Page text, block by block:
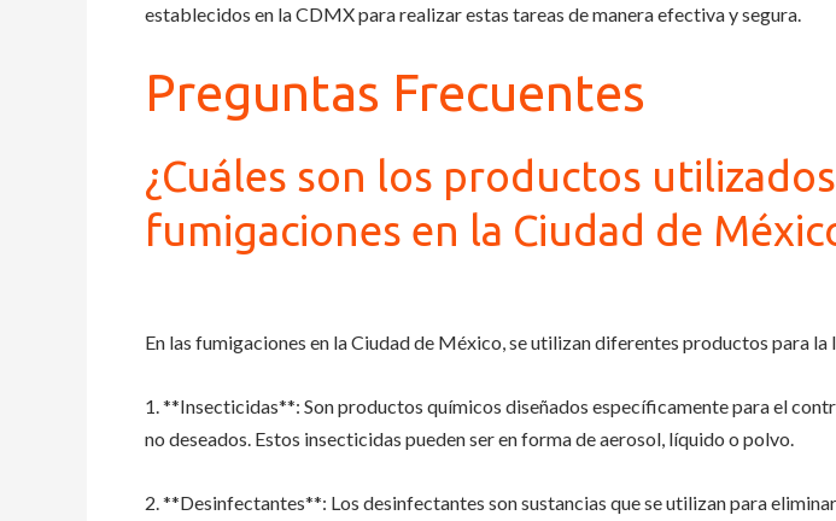
establecidos en la CDMX para realizar estas tareas de manera efectiva y segura.
Preguntas Frecuentes
¿Cuáles son los productos
fumigaciones en la Ciudad de
En las fumigaciones en la Ciudad de México, se utilizan diferentes productos para
1. **Insecticidas**: Son productos químicos diseñados específicamente para el
no deseados. Estos insecticidas pueden ser en forma de aerosol, líquido o polvo.
2. **Desinfectantes**: Los desinfectantes son sustancias que se utilizan para